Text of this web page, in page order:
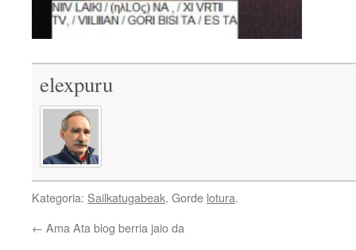
elexpuru
Kategoria: Sailkatugabeak. Gorde lotura.
← Ama Ata blog berria jaio da